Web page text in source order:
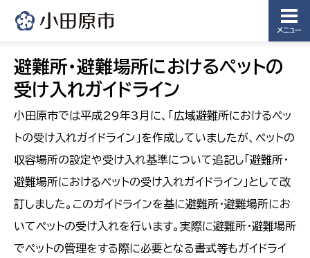
メニュー
避難所・避難場所におけるペットの
受け入れガイドライン
小田原市では平成29年3月に、「広域避難所におけるペッ
トの受け入れガイドライン」を作成していましたが、ペットの
収容場所の設定や受け入れ基準について追記し「避難所・
避難場所におけるペットの受け入れガイドライン」として改
訂しました。このガイドラインを基に避難所・避難場所にお
いてペットの受け入れを行います。実際に避難所・避難場所
でペットの管理をする際に必要となる書式等もガイドライ